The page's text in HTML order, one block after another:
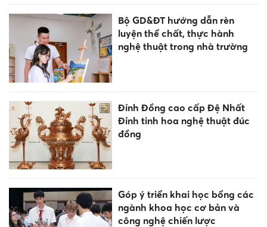
Bộ GD&ĐT hướng dẫn rèn
luyện thể chất, thực hành
nghệ thuật trong nhà trường
Đỉnh Đồng cao cấp Đệ Nhất
Đỉnh tinh hoa nghệ thuật đúc
đồng
Góp ý triển khai học bổng các
ngành khoa học cơ bản và
công nghệ chiến lược